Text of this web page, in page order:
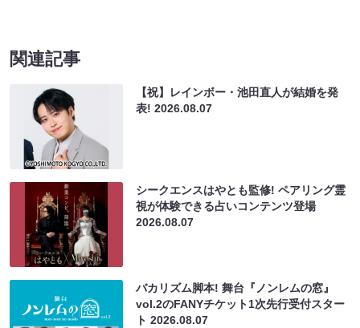
関連記事
【祝】レインボー・池田直人が結婚を発
表!2026.08.07
シークエンスはやとも監修! ペアリング霊
視が体験できる占いコンテンツ登場
2026.08.07
バカリズム脚本! 舞台『ノンレムの窓』
vol.2のFANYチケット1次先行受付スター
ト2026.08.07